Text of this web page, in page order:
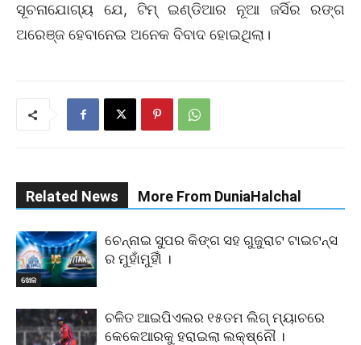
ସୂଚନାଯୋଗ୍ୟ ଯେ, ଟିମ୍ ଇଣ୍ଡିଆର ନୂଆ ଜର୍ସିର ରଙ୍ଗ
ଅରେଞ୍ଜ ହେବାନେଇ ଅନେକ ବିବାଦ ହୋଇଥିଲା।
Related News More From DuniaHalchal
ଖେଳ
ଚେନ୍ନାଇ ସୁପର କିଙ୍ଗ ସହ ଗୁଜୁରାଟ ଟାଇଟନ୍ସ
ର ମୁହାଁମୁହିୀଁ ।
ଚଳିତ ଆଇପିଏଲର ୧୫ତମ ଲିଗ୍ ମ୍ୟାଚରେ
କେକେଆରକୁ ହରାଇଲା ଲକ୍ଷ୍ନୌ ।